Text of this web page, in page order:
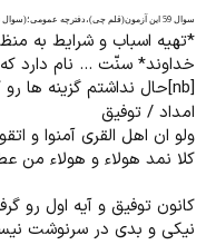
سوال 59 این آزمون(قلم چی)،دفترچه عمومی؛(سوال تجربی92)
*تهیه اسباب و شرایط به
خداوند* سنّت ... نام دارد
[nb]حال نداشتم گزینه ها رو کامل بنویسم
امداد / توفیق
ولو ان اهل القری آمنوا و
کلا نمد هولاء و هولاء من
کانون توفیق و آیه اول رو
نیکی و بدی در سرنوشت